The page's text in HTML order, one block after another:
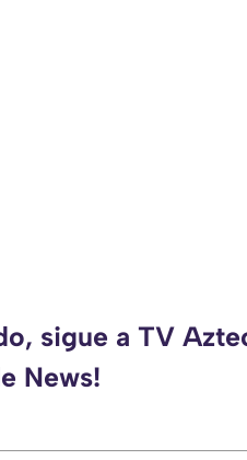
sigue a TV
News!